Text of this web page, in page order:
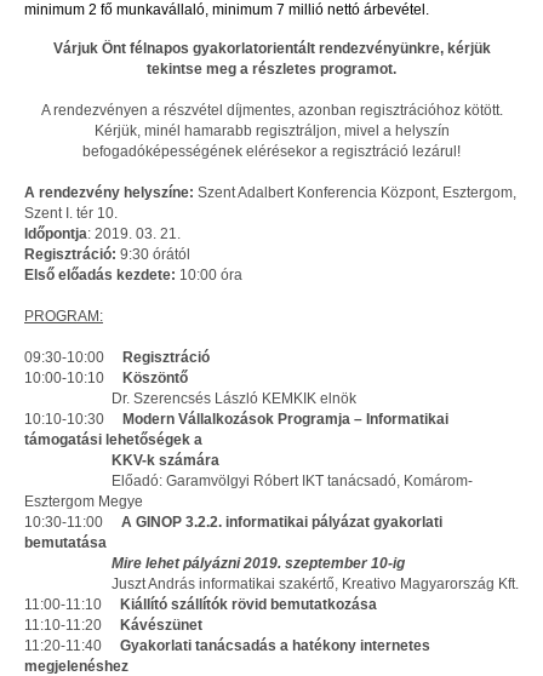
minimum 2 fő munkavállaló, minimum 7 millió nettó árbevétel.
Várjuk Önt félnapos gyakorlatorientált rendezvényünkre, kérjük
tekintse meg a részletes programot.
A rendezvényen a részvétel díjmentes, azonban regisztrációhoz kötött.
Kérjük, minél hamarabb regisztráljon, mivel a helyszín
befogadóképességének elérésekor a regisztráció lezárul!
A rendezvény helyszíne: Szent Adalbert Konferencia Központ, Esztergom,
Szent I. tér 10.
Időpontja: 2019. 03. 21.
Regisztráció: 9:30 órától
Első előadás kezdete: 10:00 óra
PROGRAM:
09:30-10:00
Regisztráció
10:00-10:10
Köszöntő
Dr. Szerencsés László KEMKIK elnök
10:10-10:30
Modern Vállalkozások Programja – Informatikai
támogatási lehetőségek a
KKV-k számára
Előadó: Garamvölgyi Róbert IKT tanácsadó, Komárom-
Esztergom Megye
10:30-11:00 A GINOP 3.2.2. informatikai pályázat gyakorlati
bemutatása
Mire lehet pályázni 2019. szeptember 10-ig
Juszt András informatikai szakértő, Kreativo Magyarország Kft.
11:00-11:10
Kiállító szállítók rövid bemutatkozása
11:10-11:20
Kávészünet
11:20-11:40
Gyakorlati tanácsadás a hatékony internetes
megjelenéshez